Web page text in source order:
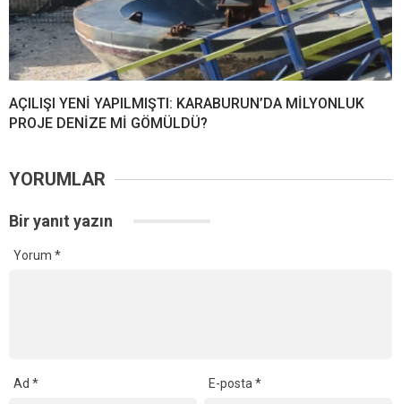
AÇILIŞI YENİ YAPILMIŞTI: KARABURUN’DA MİLYONLUK
PROJE DENİZE Mİ GÖMÜLDÜ?
YORUMLAR
Bir yanıt yazın
Yorum *
Ad * E-posta*